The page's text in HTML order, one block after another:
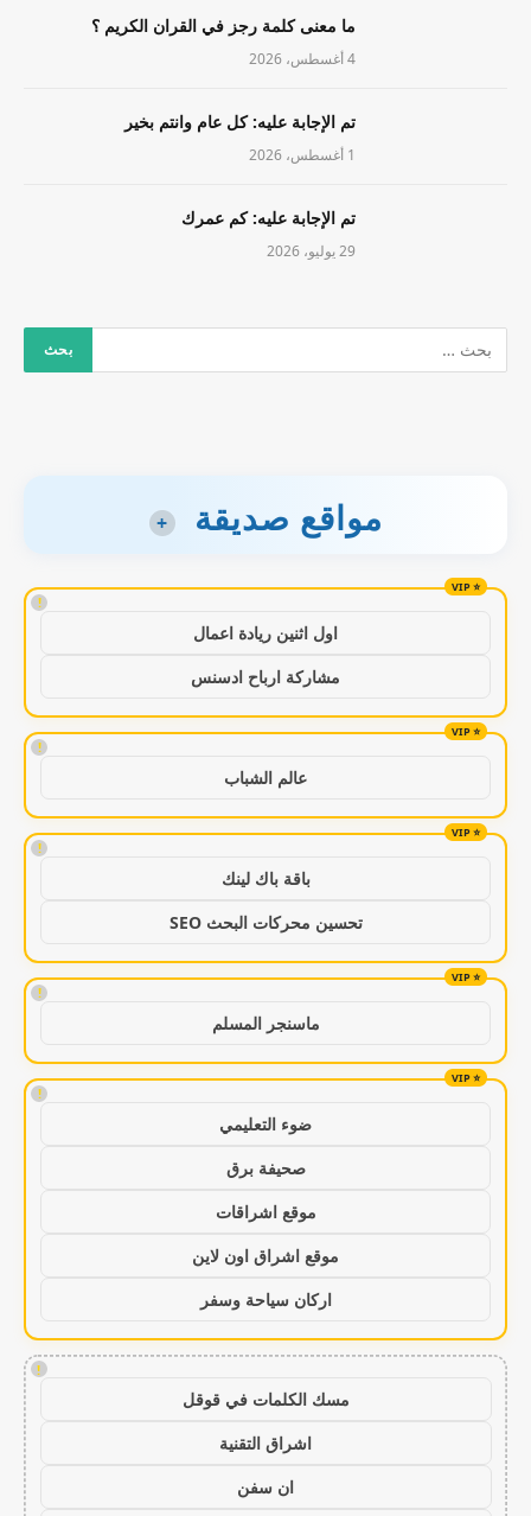
ما معنى كلمة رجز في القران الكريم ؟
4 أغسطس، 2026
تم الإجابة عليه: كل عام وانتم بخير
1 أغسطس، 2026
تم الإجابة عليه: كم عمرك
29 يوليو، 2026
مواقع صديقة +
!
اول اثنين ريادة اعمال
مشاركة ارباح ادسنس
!
عالم الشباب
!
باقة باك لينك
تحسين محركات البحث SEO
!
ماسنجر المسلم
!
ضوء التعليمي
صحيفة برق
موقع اشراقات
موقع اشراق اون لاين
اركان سياحة وسفر
!
مسك الكلمات في قوقل
اشراق التقنية
ان سفن